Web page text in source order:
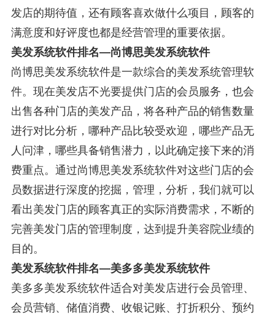
发店的期待值，还有顾客喜欢做什么项目，顾客的
满意度和好评度也都是经营管理的重要依据。
美发系统软件排名—尚博思美发系统软件
尚博思美发系统软件是一款综合的美发系统管理软
件。现在美发店不光要提供门店的会员服务，也会
出售各种门店的美发产品，将各种产品的销售数量
进行对比分析，哪种产品比较受欢迎，哪些产品无
人问津，哪些具备销售潜力，以此确定接下来的消
费重点。通过尚博思美发系统软件对这些门店的会
员数据进行深度的挖掘，管理，分析，我们就可以
看出美发门店的顾客真正的实际消费需求，不断的
完善美发门店的管理制度，达到提升美容院业绩的
目的。
美发系统软件排名—美多多美发系统软件
美多多美发系统软件适合对美发店进行会员管理、
会员营销、储值消费、收银记账、打折积分、预约